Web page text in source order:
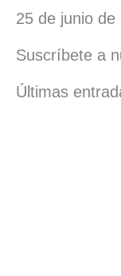
25 de junio de
Suscríbete a
Últimas